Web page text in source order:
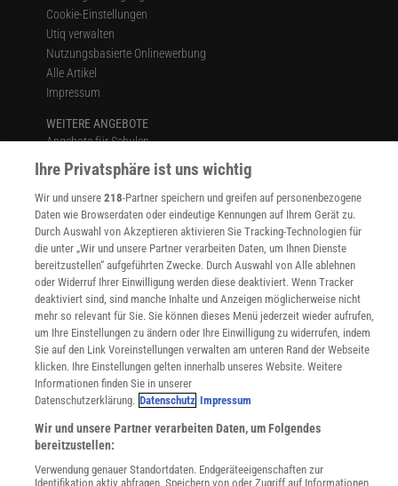
Cookie-Einstellungen
Utiq verwalten
Nutzungsbasierte Onlinewerbung
Alle Artikel
Impressum
WEITERE ANGEBOTE
Angebote für Schulen
Angebote für Institutionen
Sprachen lernen mit Gymglish
Lexika
Für Spektrum schreiben
Zugänglichkeitserklärung
WEBSEITEN
KielSCN
Wissenschaft in die Schulen
SciLogs
Uns finden Sie auch hier:
Ihre Privatsphäre ist uns wichtig
Wir und unsere218-Partner speichern und greifen auf personenbezogene
Daten wie Browserdaten oder eindeutige Kennungen auf Ihrem Gerät zu.
Durch Auswahl von Akzeptieren aktivieren Sie Tracking-Technologien für
die unter „Wir und unsere Partner verarbeiten Daten, um Ihnen Dienste
bereitzustellen“ aufgeführten Zwecke. Durch Auswahl von Alle ablehnen
oder Widerruf Ihrer Einwilligung werden diese deaktiviert. Wenn Tracker
deaktiviert sind, sind manche Inhalte und Anzeigen möglicherweise nicht
mehr so relevant für Sie. Sie können dieses Menü jederzeit wieder aufrufen,
um Ihre Einstellungen zu ändern oder Ihre Einwilligung zu widerrufen, indem
Sie auf den Link Voreinstellungen verwalten am unteren Rand der Webseite
klicken. Ihre Einstellungen gelten innerhalb unseres Website. Weitere
Informationen finden Sie in unserer
Datenschutzerklärung. Datenschutz Impressum
Wir und unsere Partner verarbeiten Daten, um Folgendes
bereitzustellen:
Verwendung genauer Standortdaten. Endgeräteeigenschaften zur
Identifikation aktiv abfragen. Speichern von oder Zugriff auf Informationen